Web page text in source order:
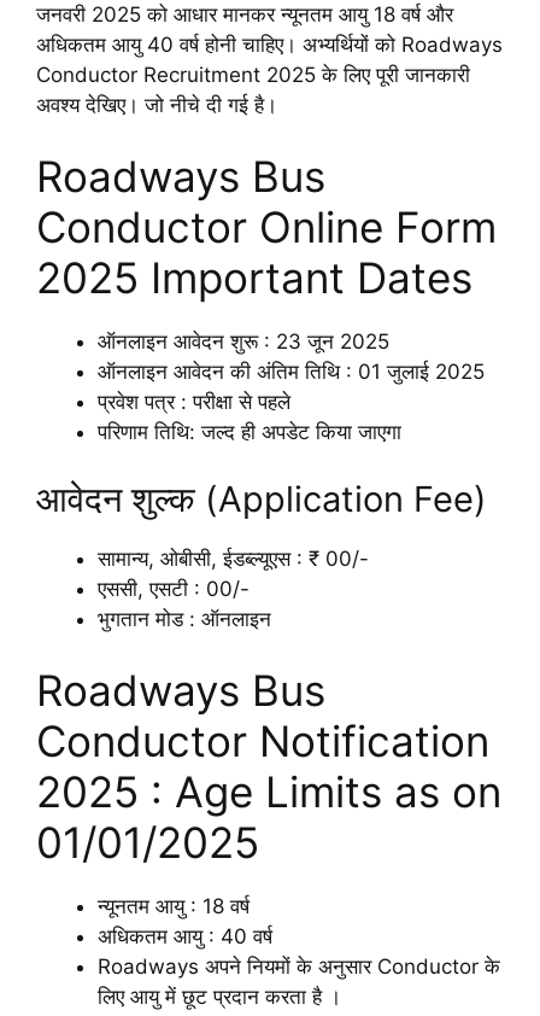
जनवरी 2025 को आधार मानकर न्यूनतम आयु 18 वर्ष और
अधिकतम आयु 40 वर्ष होनी चाहिए। अभ्यर्थियों को Roadways
Conductor Recruitment 2025 के लिए पूरी जानकारी
अवश्य देखिए। जो नीचे दी गई है।
Roadways Bus
Conductor Online Form
2025 Important Dates
ऑनलाइन आवेदन शुरू : 23 जून 2025
ऑनलाइन आवेदन की अंतिम तिथि : 01 जुलाई 2025
प्रवेश पत्र : परीक्षा से पहले
परिणाम तिथि: जल्द ही अपडेट किया जाएगा
आवेदन शुल्क (Application Fee)
सामान्य, ओबीसी, ईडब्ल्यूएस : ₹ 00/-
एससी, एसटी : 00/-
भुगतान मोड : ऑनलाइन
Roadways Bus
Conductor Notification
2025 : Age Limits as on
01/01/2025
न्यूनतम आयु : 18 वर्ष
अधिकतम आयु : 40 वर्ष
Roadways अपने नियमों के अनुसार Conductor के
लिए आयु में छूट प्रदान करता है ।